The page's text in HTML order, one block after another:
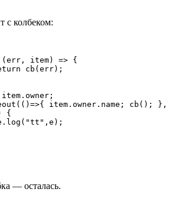
с колбеком:
item) => {
cb(err);
item.owner.name; cb(); },
{
— осталась.